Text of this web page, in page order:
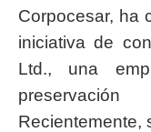
Corpocesar, ha
iniciativa de
Ltd., una
Recientemente,